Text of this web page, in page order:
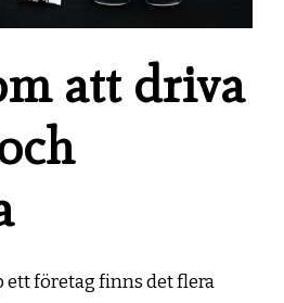
att driva
företag finns det flera